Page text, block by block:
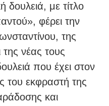
δουλειά, με τίτλο
φέρει την
της
νέας τους
που έχει στον
του εκφραστή της
και